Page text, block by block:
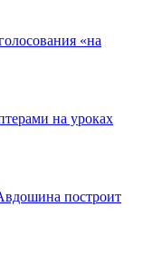
«на
на уроках
построит